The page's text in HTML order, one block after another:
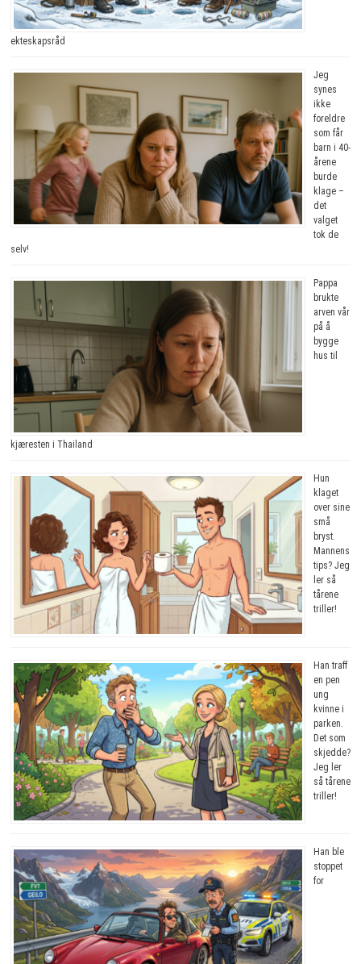
ekteskapsråd
Jeg
synes
ikke
foreldre
som får
barn i 40-
årene
burde
klage –
det
valget
tok de
selv!
Pappa
brukte
arven vår
på å
bygge
hus til
kjæresten i Thailand
Hun
klaget
over sine
små
bryst.
Mannens
tips? Jeg
ler så
tårene
triller!
Han traff
en pen
ung
kvinne i
parken.
Det som
skjedde?
Jeg ler
så tårene
triller!
Han ble
stoppet
for